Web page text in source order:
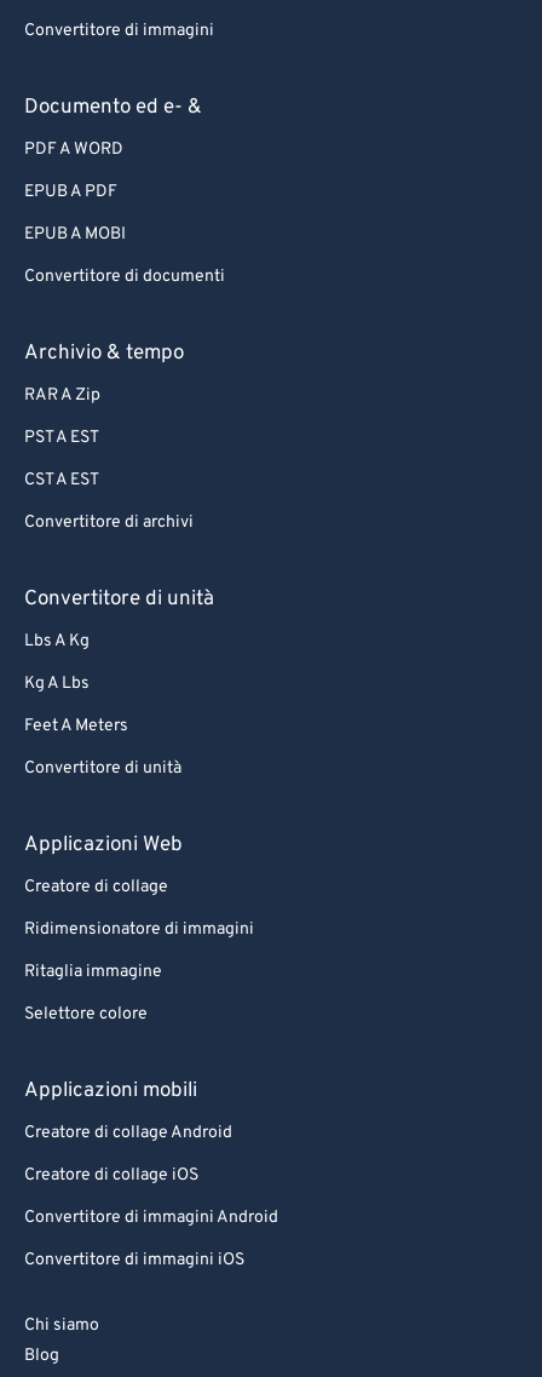
Convertitore di immagini
Documento ed e- &
PDF A WORD
EPUB A PDF
EPUB A MOBI
Convertitore di documenti
Archivio & tempo
RAR A Zip
PST A EST
CST A EST
Convertitore di archivi
Convertitore di unità
Lbs A Kg
Kg A Lbs
Feet A Meters
Convertitore di unità
Applicazioni Web
Creatore di collage
Ridimensionatore di immagini
Ritaglia immagine
Selettore colore
Applicazioni mobili
Creatore di collage Android
Creatore di collage iOS
Convertitore di immagini Android
Convertitore di immagini iOS
Chi siamo
Blog